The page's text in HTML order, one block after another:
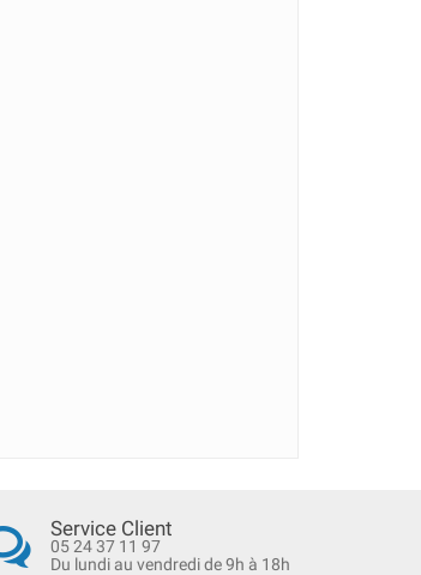
Service Client
05 24 37 11 97
Du lundi au vendredi de 9h à 18h